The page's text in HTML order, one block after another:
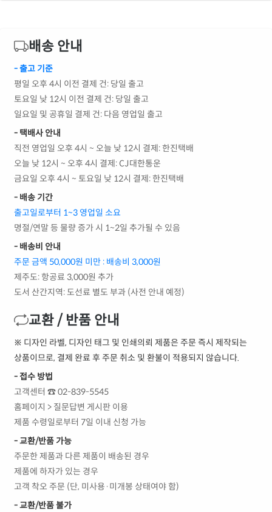
배송 안내
- 출고 기준
평일 오후 4시 이전 결제 건: 당일 출고
토요일 낮 12시 이전 결제 건: 당일 출고
일요일 및 공휴일 결제 건: 다음 영업일 출고
- 택배사 안내
직전 영업일 오후 4시 ~ 오늘 낮 12시 결제: 한진택배
오늘 낮 12시 ~ 오후 4시 결제: CJ대한통운
금요일 오후 4시 ~ 토요일 낮 12시 결제: 한진택배
- 배송 기간
출고일로부터 1~3 영업일 소요
명절/연말 등 물량 증가 시 1~2일 추가될 수 있음
- 배송비 안내
주문 금액 50,000원 미만 : 배송비 3,000원
제주도: 항공료 3,000원 추가
도서 산간지역: 도선료 별도 부과 (사전 안내 예정)
교환 / 반품 안내
※ 디자인 라벨, 디자인 태그 및 인쇄의뢰 제품은 주문 즉시 제작되는
상품이므로, 결제 완료 후 주문 취소 및 환불이 적용되지 않습니다.
- 접수 방법
고객센터 ☎ 02-839-5545
홈페이지 > 질문답변 게시판 이용
제품 수령일로부터 7일 이내 신청 가능
- 교환/반품 가능
주문한 제품과 다른 제품이 배송된 경우
제품에 하자가 있는 경우
고객 착오 주문 (단, 미사용·미개봉 상태여야 함)
- 교환/반품 불가